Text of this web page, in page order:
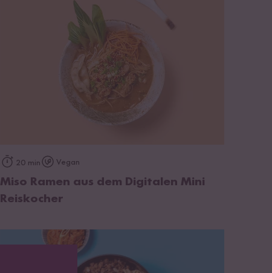
20 min Vegan
Miso Ramen aus dem Digitalen Mini
Reiskocher